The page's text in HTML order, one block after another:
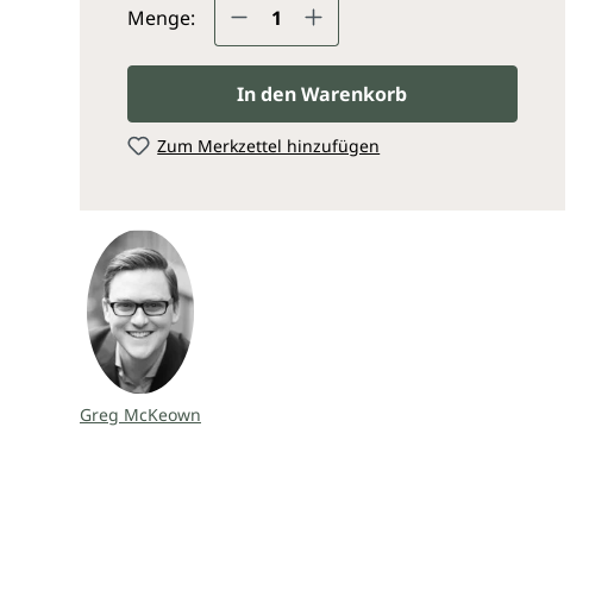
Menge:
In den Warenkorb
Zum Merkzettel hinzufügen
Greg McKeown